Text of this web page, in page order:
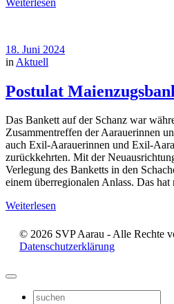
18. Juni 2024
in Aktuell
Postulat
Das Bankett auf der Schanz war
Zusammentreffen der Aarauerinnen
auch Exil-Aarauerinnen und Exil-
zurückkehrten. Mit der
Verlegung des Banketts in den
einem überregionalen Anlass. Das
Weiterlesen
© 2026 SVP Aarau - Alle Rechte
Datenschutzerklärung